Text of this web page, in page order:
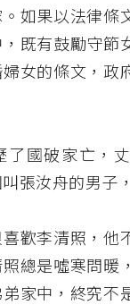
如果以法律條
既有鼓勵守節
女的條文，政
了國破家亡，
張汝舟的男子
歡李清照，他
總是噓寒問暖
家中，終究不